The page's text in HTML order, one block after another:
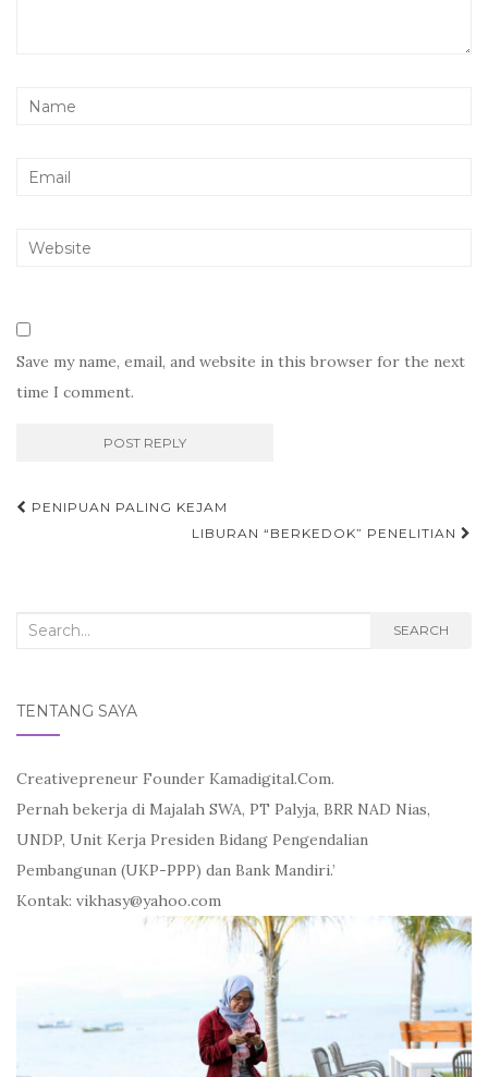
Save my name, email, and website in this browser for the next
time I comment.
Post
PENIPUAN PALING KEJAM
LIBURAN “BERKEDOK” PENELITIAN
Search
SEARCH
TENTANG SAYA
Creativepreneur Founder Kamadigital.Com.
Pernah bekerja di Majalah SWA, PT Palyja, BRR NAD Nias,
UNDP, Unit Kerja Presiden Bidang Pengendalian
Pembangunan (UKP-PPP) dan Bank Mandiri.’
Kontak: vikhasy@yahoo.com